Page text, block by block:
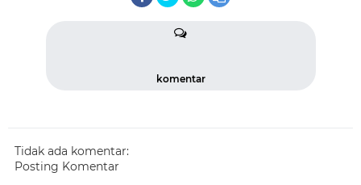
komentar
Tidak ada komentar:
Posting Komentar